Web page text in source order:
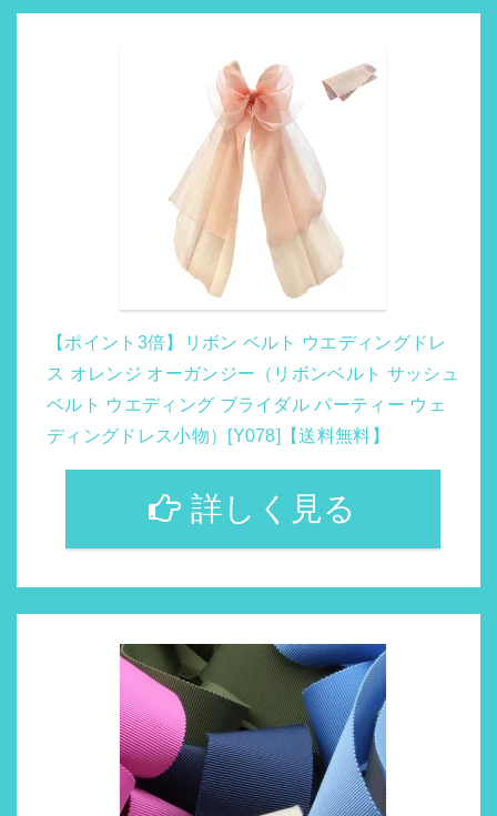
【ポイント3倍】リボン ベルト ウエディングドレ
ス オレンジ オーガンジー（リボンベルト サッシュ
ベルト ウエディング ブライダル パーティー ウェ
ディングドレス小物）[Y078]【送料無料】
詳しく見る